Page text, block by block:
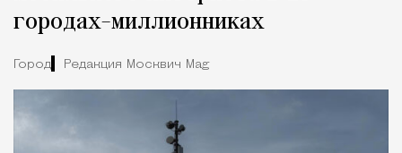
городах-миллионниках
Город Редакция Москвич Mag